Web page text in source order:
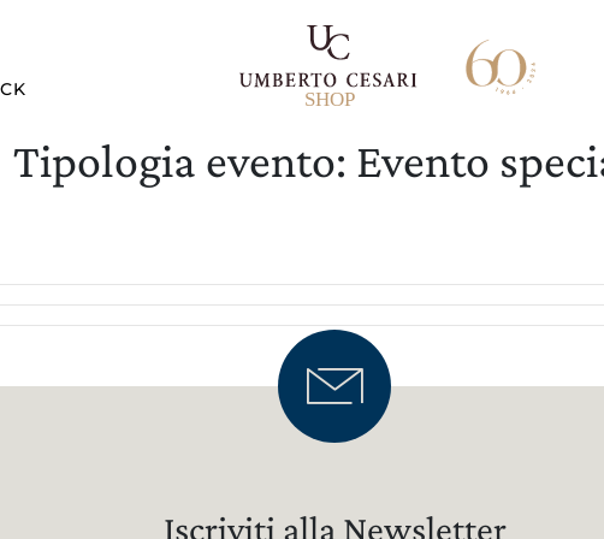
SHOP
Tipologia evento: Evento
Iscriviti alla Newsletter